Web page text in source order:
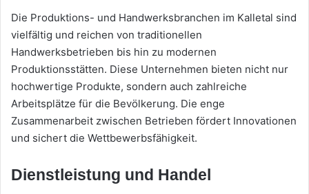
Die Produktions- und Handwerksbranchen im Kalletal sind
vielfältig und reichen von traditionellen
Handwerksbetrieben bis hin zu modernen
Produktionsstätten. Diese Unternehmen bieten nicht nur
hochwertige Produkte, sondern auch zahlreiche
Arbeitsplätze für die Bevölkerung. Die enge
Zusammenarbeit zwischen Betrieben fördert Innovationen
und sichert die Wettbewerbsfähigkeit.
Dienstleistung und Handel